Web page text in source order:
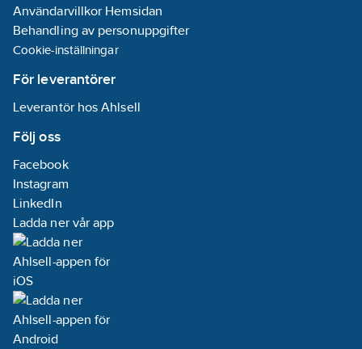
Användarvillkor Hemsidan
Behandling av personuppgifter
Cookie-inställningar
För leverantörer
Leverantör hos Ahlsell
Följ oss
Facebook
Instagram
LinkedIn
Ladda ner vår app